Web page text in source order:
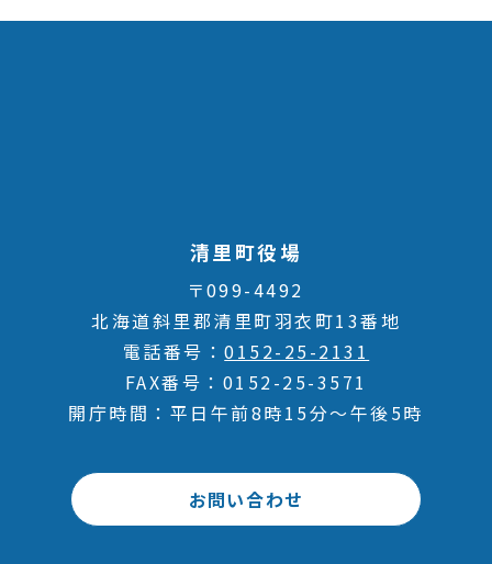
清里町役場
〒099-4492
北海道斜里郡清里町羽衣町13番地
電話番号
0152-25-2131
FAX番号
0152-25-3571
開庁時間
平日午前8時15分～午後5時
お問い合わせ